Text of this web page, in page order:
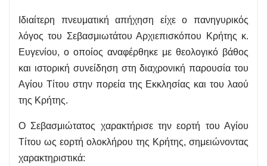
Ιδιαίτερη πνευματική απήχηση είχε ο πανηγυρικός
λόγος του Σεβασμιωτάτου Αρχιεπισκόπου Κρήτης κ.
Ευγενίου, ο οποίος αναφέρθηκε με θεολογικό βάθος
και ιστορική συνείδηση στη διαχρονική παρουσία του
Αγίου Τίτου στην πορεία της Εκκλησίας και του λαού
της Κρήτης.
Ο Σεβασμιώτατος χαρακτήρισε την εορτή του Αγίου
Τίτου ως εορτή ολοκλήρου της Κρήτης, σημειώνοντας
χαρακτηριστικά: